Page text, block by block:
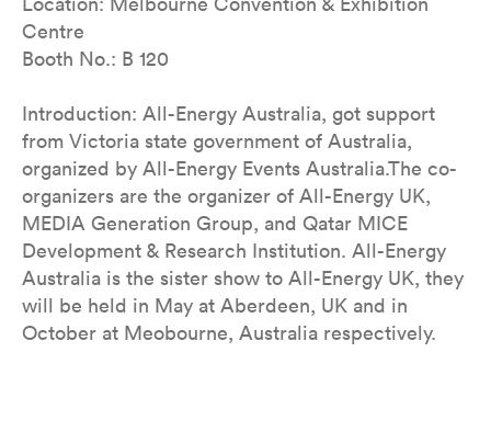
Centre
Booth No.: B 120
Introduction: All-Energy Australia, got support
from Victoria state government of Australia,
organized by All-Energy Events Australia.The co-
organizers are the organizer of All-Energy UK,
MEDIA Generation Group, and Qatar MICE
Development & Research Institution. All-Energy
Australia is the sister show to All-Energy UK, they
will be held in May at Aberdeen, UK and in
October at Meobourne, Australia respectively.